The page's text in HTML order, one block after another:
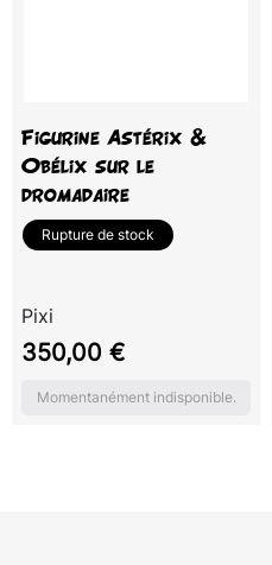
Figurine Astérix &
Obélix sur le
dromadaire
Rupture de stock
Pixi
Prix
350,00 €
Momentanément indisponible.